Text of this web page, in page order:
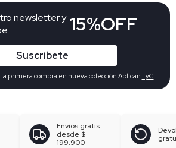
newsletter y 15%OFF
Suscribete
primera compra en nueva colección Aplican TyC
Envíos gratis
desde $
199.900